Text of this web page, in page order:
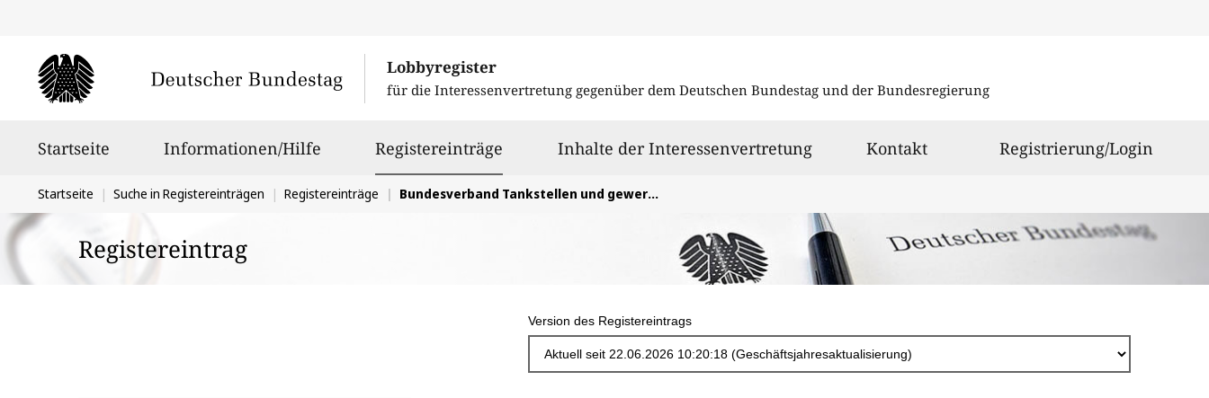
Lobbyregister
für die Interessenvertretung gegenüber dem Deutschen Bundestag und der Bundesregierung
Startseite Informationen/Hilfe Registereinträge ausgewähltInhalte der Interessenvertretung Kontakt Registrierung/Login
Sie
befinden
sich
hier:
Startseite Suche in Registereinträgen Registereinträge Bundesverband Tankstellen und gewerbliche Autowäsche Deutschland e. V.
Registereintrag
Version des Registereintrags